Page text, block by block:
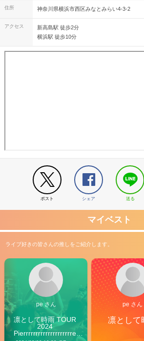
住所 神奈川県横浜市西区みなとみらい4-3-2
アクセス
新高島駅 徒歩2分
横浜駅 徒歩10分
ポスト シェア 送る
マイベスト
ライブ好きの皆さんの推しをご紹介します。
pe さん
凛として時雨 TOUR
2024
Pierrrrrrrrrrrrrrrrrrrre
pe さん
凛として